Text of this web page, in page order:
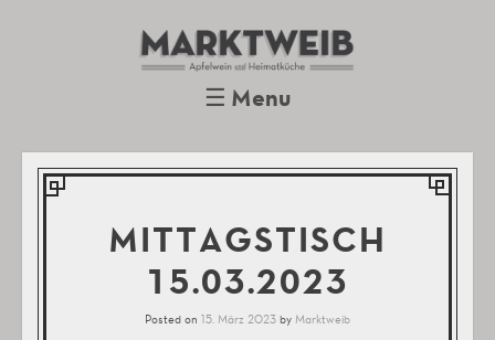
Marktweib
Oberursel
Apfelwein und Heimatküche
☰ Menu
MITTAGSTISCH
15.03.2023
Posted on 15. März 2023 by Marktweib